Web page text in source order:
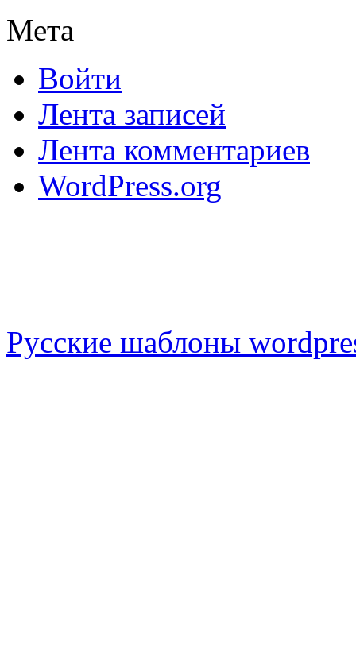
Мета
Войти
Лента записей
Лента комментариев
WordPress.org
Русские шаблоны